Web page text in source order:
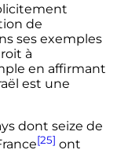
de
ses exemples
à
en affirmant
est une
dont seize de
[25] ont